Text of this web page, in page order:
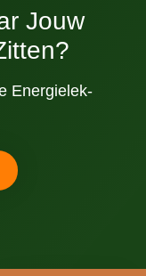
Jouw
Energielek-